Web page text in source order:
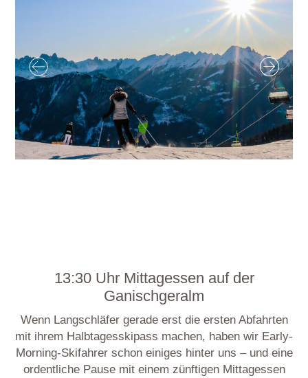
13:30 Uhr Mittagessen auf der
Ganischgeralm
Wenn Langschläfer gerade erst die ersten Abfahrten
mit ihrem Halbtagesskipass machen, haben wir Early-
Morning-Skifahrer schon einiges hinter uns – und eine
ordentliche Pause mit einem zünftigen Mittagessen